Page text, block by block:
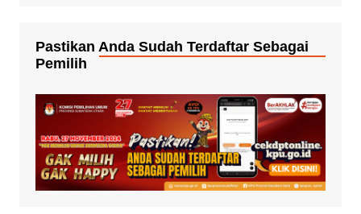
Pastikan Anda Sudah Terdaftar Sebagai
Pemilih